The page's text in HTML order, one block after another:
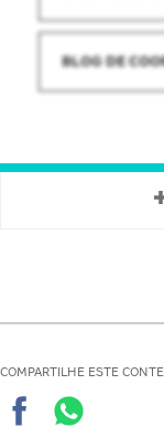
BLOG DE
COMPARTILHE ESTE